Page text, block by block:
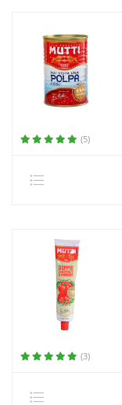
(5)
(3)